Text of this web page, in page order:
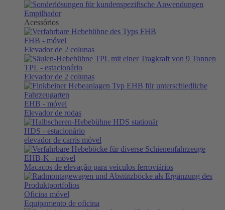
Empilhador
Acessórios
FHB - móvel
Elevador de 2 colunas
TPL - estacionário
Elevador de 2 colunas
EHB - móvel
Elevador de rodas
HDS - estacionário
elevador de carris móvel
EHB-K - móvel
Macacos de elevação para veículos ferroviários
Oficina móvel
Equipamento de oficina